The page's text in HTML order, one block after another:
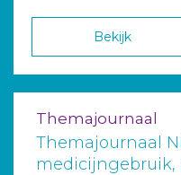
Bekijk
Themajournaal
Themajournaal
medicijngebruik,